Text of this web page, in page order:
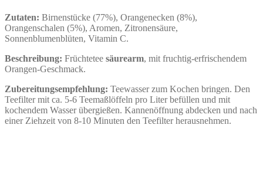
Zutaten: Birnenstücke (77%), Orangenecken (8%),
Orangenschalen (5%), Aromen, Zitronensäure,
Sonnenblumenblüten, Vitamin C.
Beschreibung: Früchtetee säurearm, mit fruchtig-erfrischendem
Orangen-Geschmack.
Zubereitungsempfehlung: Teewasser zum Kochen bringen. Den
Teefilter mit ca. 5-6 Teemaßlöffeln pro Liter befüllen und mit
kochendem Wasser übergießen. Kannenöffnung abdecken und nach
einer Ziehzeit von 8-10 Minuten den Teefilter herausnehmen.